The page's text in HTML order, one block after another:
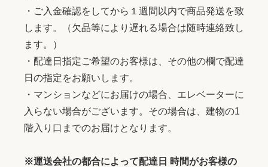
・ご入金確認をしてから１週間以内で商品発送を致
します。（欠品等により遅れる場合は随時連絡致し
ます。）
・配達日指定ご希望のお客様は、その他の欄で配達
日の指定をお願いします。
・マンションなどにお届けの場合、エレベーターに
入らない場合がございます。その場合は、建物の1
階入り口までのお届けとなります。
※運送会社の都合によって配達日 時間がお客様の